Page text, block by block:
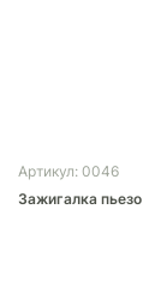
Артикул: 0046
Зажигалка пьезо